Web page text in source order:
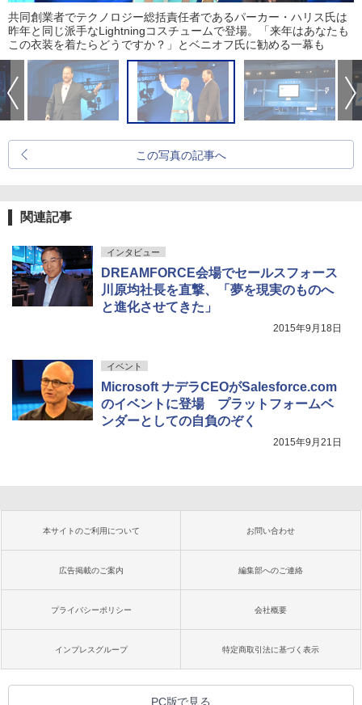
共同創業者でテクノロジー総括責任者であるパーカー・ハリス氏は
昨年と同じ派手なLightningコスチュームで登場。「来年はあなたも
この衣装を着たらどうですか？」とベニオフ氏に勧める一幕も
この写真の記事へ
関連記事
インタビュー
DREAMFORCE会場でセールスフォース
川原均社長を直撃、「夢を現実のものへ
と進化させてきた」
2015年9月18日
イベント
Microsoft ナデラCEOがSalesforce.com
のイベントに登場 プラットフォームベ
ンダーとしての自負のぞく
2015年9月21日
本サイトのご利用について お問い合わせ
広告掲載のご案内 編集部へのご連絡
プライバシーポリシー 会社概要
インプレスグループ 特定商取引法に基づく表示
PC版で見る